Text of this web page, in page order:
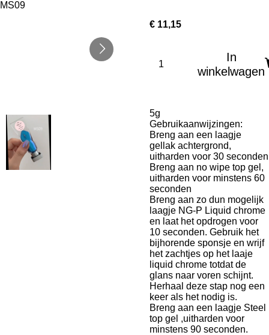
€ 11,15
In
winkelwagen
5g
Gebruikaanwijzingen:
Breng aan een laagje
gellak achtergrond,
uitharden voor 30 seconden
Breng aan no wipe top gel,
uitharden voor minstens 60
seconden
Breng aan zo dun mogelijk
laagje NG-P Liquid chrome
en laat het opdrogen voor
10 seconden. Gebruik het
bijhorende sponsje en wrijf
het zachtjes op het laaje
liquid chrome totdat de
glans naar voren schijnt.
Herhaal deze stap nog een
keer als het nodig is.
Breng aan een laagje Steel
top gel ,uitharden voor
minstens 90 seconden.